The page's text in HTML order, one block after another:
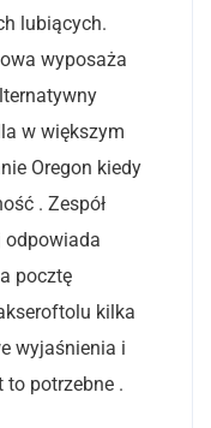
lubiących.
wyposaża
w większym
Oregon kiedy
. Zespół
odpowiada
pocztę
kilka
wyjaśnienia i
to potrzebne .